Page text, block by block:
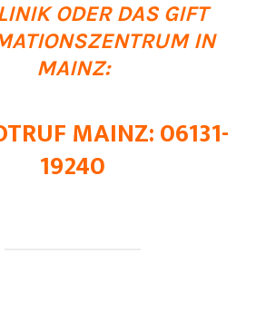
ODER DAS GIFT
IN
MAINZ:
MAINZ: 06131-
19240